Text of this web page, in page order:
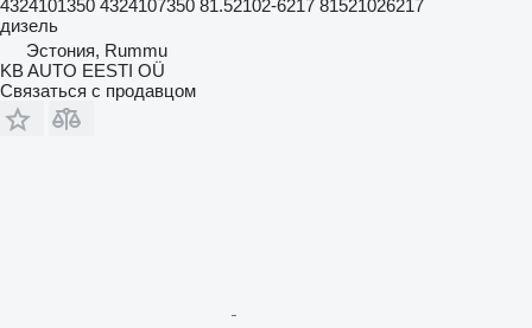
4324101350 4324107350 81.52102-6217 81521026217
дизель
Эстония, Rummu
KB AUTO EESTI OÜ
Связаться с продавцом